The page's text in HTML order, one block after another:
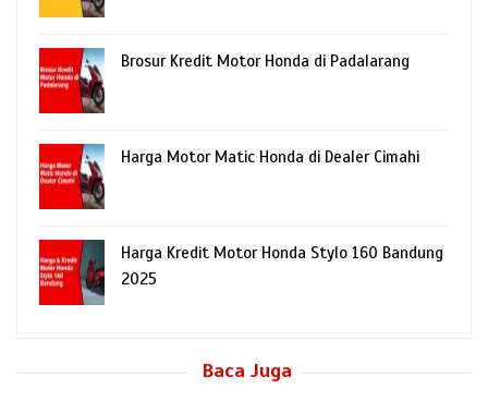
Brosur Kredit Motor Honda di Padalarang
Harga Motor Matic Honda di Dealer Cimahi
Harga Kredit Motor Honda Stylo 160 Bandung
2025
Baca Juga